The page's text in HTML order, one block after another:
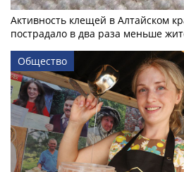
Активность клещей в Алтайском
пострадало в два раза меньше
Общество